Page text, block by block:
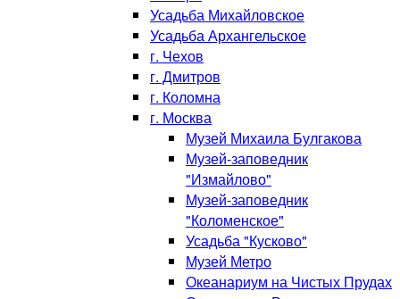
Усадьба Михайловское
Усадьба Архангельское
г. Чехов
г. Дмитров
г. Коломна
г. Москва
Музей Михаила Булгакова
Музей-заповедник
"Измайлово"
Музей-заповедник
"Коломенское"
Усадьба "Кусково"
Музей Метро
Океанариум на Чистых Прудах